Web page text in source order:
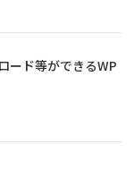
ード等ができるWP